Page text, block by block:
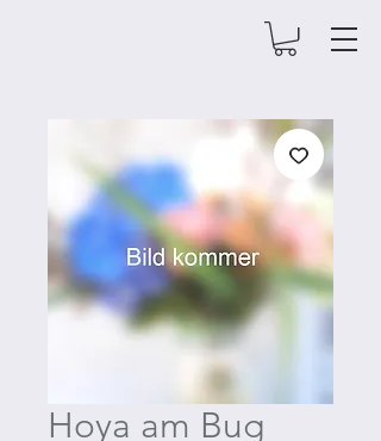
Hoya am Bug